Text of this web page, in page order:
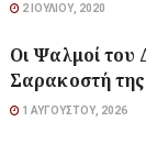
2 ΙΟΥΛΊΟΥ, 2020
Οι Ψαλμοί του
Σαρακοστή
1 ΑΥΓΟΎΣΤΟΥ, 2026